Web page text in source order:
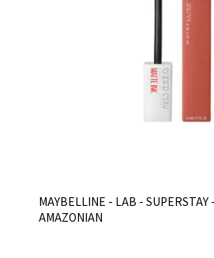
MAYBELLINE - LAB -
AMAZONIAN